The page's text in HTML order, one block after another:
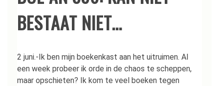
BESTAAT NIET…
2 juni.-Ik ben mijn boekenkast aan het uitruimen. Al
een week probeer ik orde in de chaos te scheppen,
maar opschieten? Ik kom te veel boeken tegen